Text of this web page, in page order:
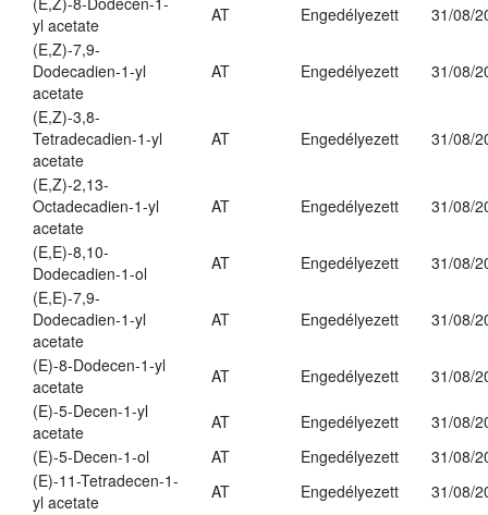
yl acetate
AT Engedélyezett
31/08/
(E,Z)-7,9-
Dodecadien-1-yl
acetate
AT Engedélyezett 31/08/
(E,Z)-3,8-
Tetradecadien-1-yl
acetate
AT Engedélyezett 31/08/
(E,Z)-2,13-
Octadecadien-1-yl
acetate
AT Engedélyezett 31/08/
(E,E)-8,10-
Dodecadien-1-ol
AT Engedélyezett
31/08/
(E,E)-7,9-
Dodecadien-1-yl
acetate
AT Engedélyezett 31/08/
(E)-8-Dodecen-1-yl
acetate
AT Engedélyezett
31/08/
(E)-5-Decen-1-yl
acetate
AT Engedélyezett
31/08/
(E)-5-Decen-1-ol
AT Engedélyezett
31/08/
(E)-11-Tetradecen-1-
yl acetate
AT Engedélyezett 31/08/